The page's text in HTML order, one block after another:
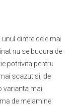
dintre cele mai
nu se bucura de
potrivita pentru
scazut si, de
varianta mai
de melamine